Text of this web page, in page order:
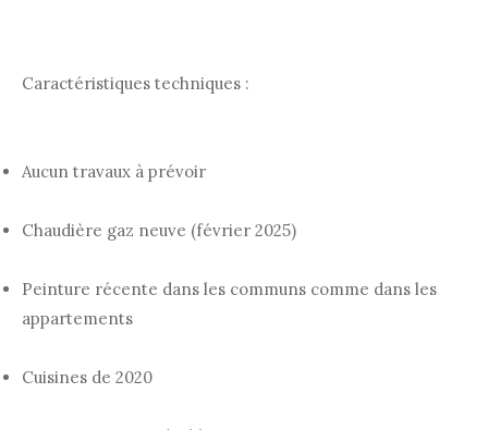
Caractéristiques techniques :
Aucun travaux à prévoir
Chaudière gaz neuve (février 2025)
Peinture récente dans les communs comme dans les
appartements
Cuisines de 2020